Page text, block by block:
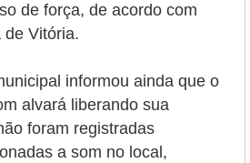
de força, de acordo com
de Vitória.
informou ainda que o
alvará liberando sua
foram registradas
a som no local,